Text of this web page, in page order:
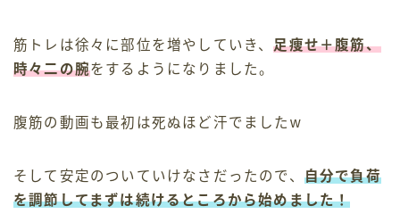
筋トレは徐々に部位を増やしていき、足痩せ＋腹筋、
時々二の腕をするようになりました。
腹筋の動画も最初は死ぬほど汗でましたw
そして安定のついていけなさだったので、 自分で負荷
を調節してまずは続けるところから始めました！